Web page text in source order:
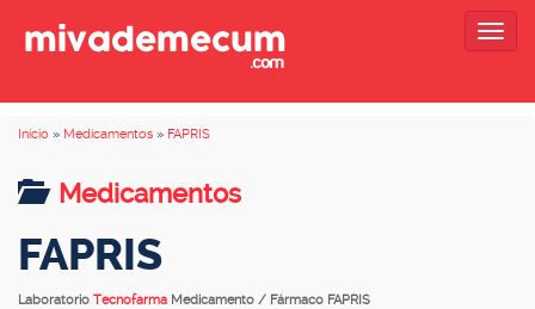
Inicio » Medicamentos » FAPRIS
Medicamentos
FAPRIS
Laboratorio Tecnofarma Medicamento / Fármaco FAPRIS